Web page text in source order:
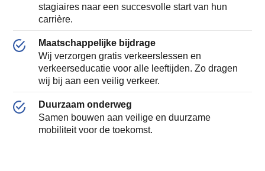
stagiaires naar een succesvolle start van hun
carrière.
Maatschappelijke bijdrage
Wij verzorgen gratis verkeerslessen en
verkeerseducatie voor alle leeftijden. Zo dragen
wij bij aan een veilig verkeer.
Duurzaam onderweg
Samen bouwen aan veilige en duurzame
mobiliteit voor de toekomst.